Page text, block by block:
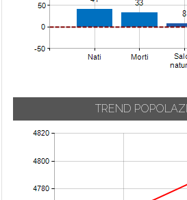
TREND